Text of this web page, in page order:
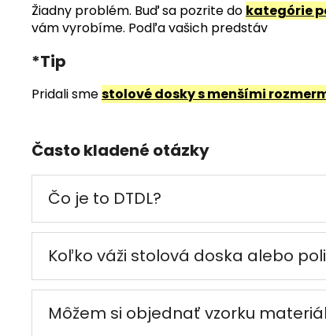
Žiadny problém. Buď sa pozrite do kategórie
vám vyrobíme. Podľa vašich predstáv
*Tip
Pridali smestolové dosky s menšími
Často kladené otázky
Čo je to DTDL?
Koľko váži stolová doska alebo
Môžem si objednať vzorku